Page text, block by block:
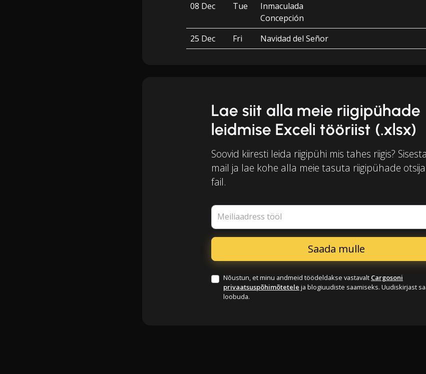
08 Dec
Tue
Inmaculada
Concepción
25 Dec
Fri Navidad del Señor
Lae siit alla meie riigipühade
leidmise Exceli tööriist (.xlsx)
Soovid kiiresti leida riigipühi mis tahes riigis?
mail ja lae kohe alla meie tasuta riigipühade
fail.
Meiliaadress tööl
Nõustun, et minu andmeid töödeldakse vastavalt Cargosoni
privaatsuspõhimõtetele ja blogiuudiste saamiseks. Uudiskirjast
loobuda.